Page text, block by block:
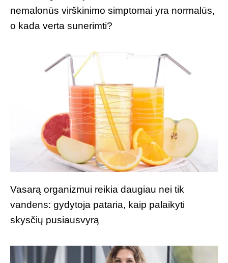
nemalonūs virškinimo simptomai yra normalūs,
o kada verta sunerimti?
Vasarą organizmui reikia daugiau nei tik
vandens: gydytoja pataria, kaip palaikyti
skysčių pusiausvyrą